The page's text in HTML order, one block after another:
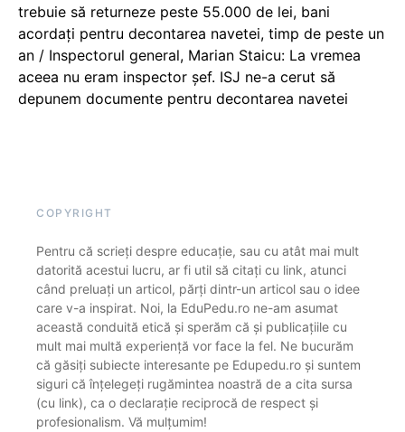
trebuie să returneze peste 55.000 de lei, bani
acordați pentru decontarea navetei, timp de peste un
an / Inspectorul general, Marian Staicu: La vremea
aceea nu eram inspector șef. ISJ ne-a cerut să
depunem documente pentru decontarea navetei
COPYRIGHT
Pentru că scrieți despre educație, sau cu atât mai mult
datorită acestui lucru, ar fi util să citați cu link, atunci
când preluați un articol, părți dintr-un articol sau o idee
care v-a inspirat. Noi, la EduPedu.ro ne-am asumat
această conduită etică și sperăm că și publicațiile cu
mult mai multă experiență vor face la fel. Ne bucurăm
că găsiți subiecte interesante pe Edupedu.ro și suntem
siguri că înțelegeți rugămintea noastră de a cita sursa
(cu link), ca o declarație reciprocă de respect și
profesionalism. Vă mulțumim!